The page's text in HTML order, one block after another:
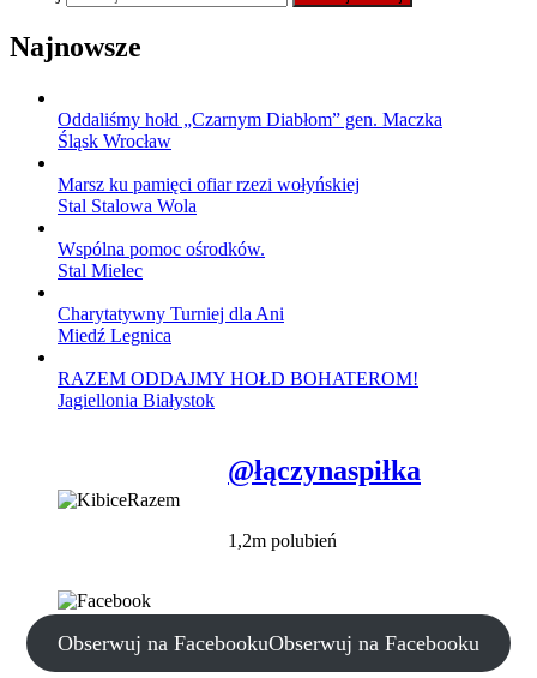
Najnowsze
Oddaliśmy hołd „Czarnym Diabłom” gen. Maczka
Śląsk Wrocław
Marsz ku pamięci ofiar rzezi wołyńskiej
Stal Stalowa Wola
Wspólna pomoc ośrodków.
Stal Mielec
Charytatywny Turniej dla Ani
Miedź Legnica
RAZEM ODDAJMY HOŁD BOHATEROM!
Jagiellonia Białystok
@łączynaspiłka
1,2m polubień
Obserwuj na FacebookuObserwuj na Facebooku